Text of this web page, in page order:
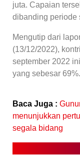
juta. Capaian
dibanding periode
Mengutip dari
(13/12/2022),
september 2022
yang sebesar 69%.
Baca Juga :
menunjukkan
segala bidang